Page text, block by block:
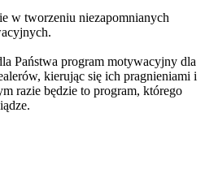
w tworzeniu niezapomnianych
Państwa program motywacyjny dla
kierując się ich pragnieniami i
razie będzie to program, którego